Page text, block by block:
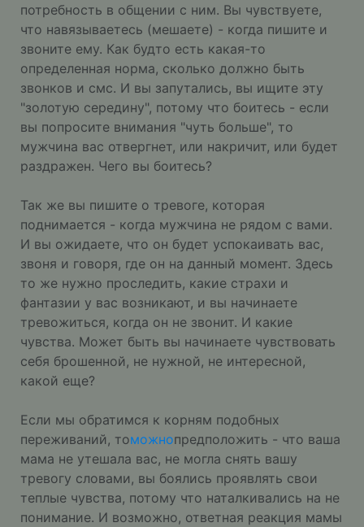
потребность в общении с ним. Вы чувствуете,
что навязываетесь (мешаете) - когда пишите и
звоните ему. Как будто есть какая-то
определенная норма, сколько должно быть
звонков и смс. И вы запутались, вы ищите эту
"золотую середину", потому что боитесь - если
вы попросите внимания "чуть больше", то
мужчина вас отвергнет, или накричит, или будет
раздражен. Чего вы боитесь?
Так же вы пишите о тревоге, которая
поднимается - когда мужчина не рядом с вами.
И вы ожидаете, что он будет успокаивать вас,
звоня и говоря, где он на данный момент. Здесь
то же нужно проследить, какие страхи и
фантазии у вас возникают, и вы начинаете
тревожиться, когда он не звонит. И какие
чувства. Может быть вы начинаете чувствовать
себя брошенной, не нужной, не интересной,
какой еще?
Если мы обратимся к корням подобных
переживаний, томожнопредположить - что ваша
мама не утешала вас, не могла снять вашу
тревогу словами, вы боялись проявлять свои
теплые чувства, потому что наталкивались на не
понимание. И возможно, ответная реакция мамы